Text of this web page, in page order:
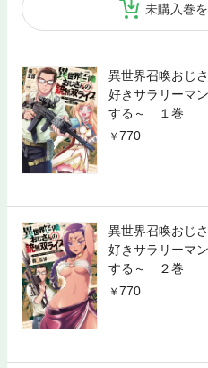
未購入巻
異世界召喚おじ
好きサラリーマ
する～ １巻
770
異世界召喚おじ
好きサラリーマ
する～ ２巻
770